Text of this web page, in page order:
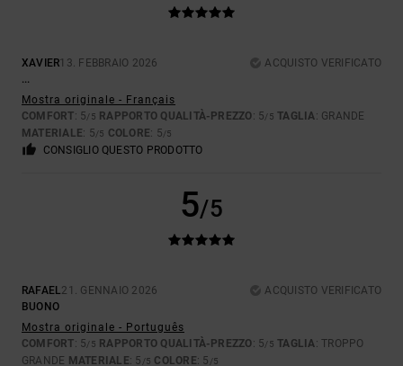
XAVIER13. FEBBRAIO 2026
ACQUISTO VERIFICATO
...
Mostra originale - Français
COMFORT: 5/5 RAPPORTO QUALITÀ-PREZZO: 5/5 TAGLIA: GRANDE
MATERIALE: 5/5 COLORE: 5/5
CONSIGLIO QUESTO PRODOTTO
5/5
RAFAEL21. GENNAIO 2026
ACQUISTO VERIFICATO
BUONO
Mostra originale - Português
COMFORT: 5/5 RAPPORTO QUALITÀ-PREZZO: 5/5 TAGLIA: TROPPO
GRANDE MATERIALE: 5 /5 COLORE: 5 /5